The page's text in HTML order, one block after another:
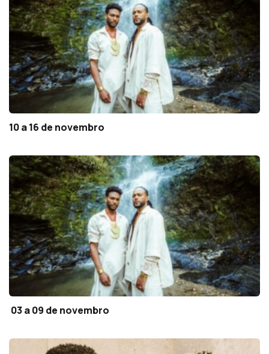
10 a 16 de novembro
03 a 09 de novembro